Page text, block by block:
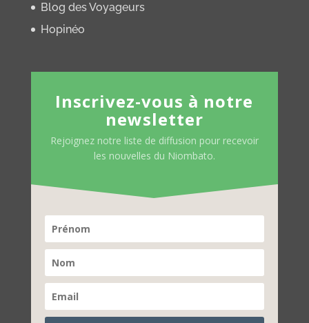
Blog des Voyageurs
Hopinéo
Inscrivez-vous à notre
newsletter
Rejoignez notre liste de diffusion pour recevoir
les nouvelles du Niombato.